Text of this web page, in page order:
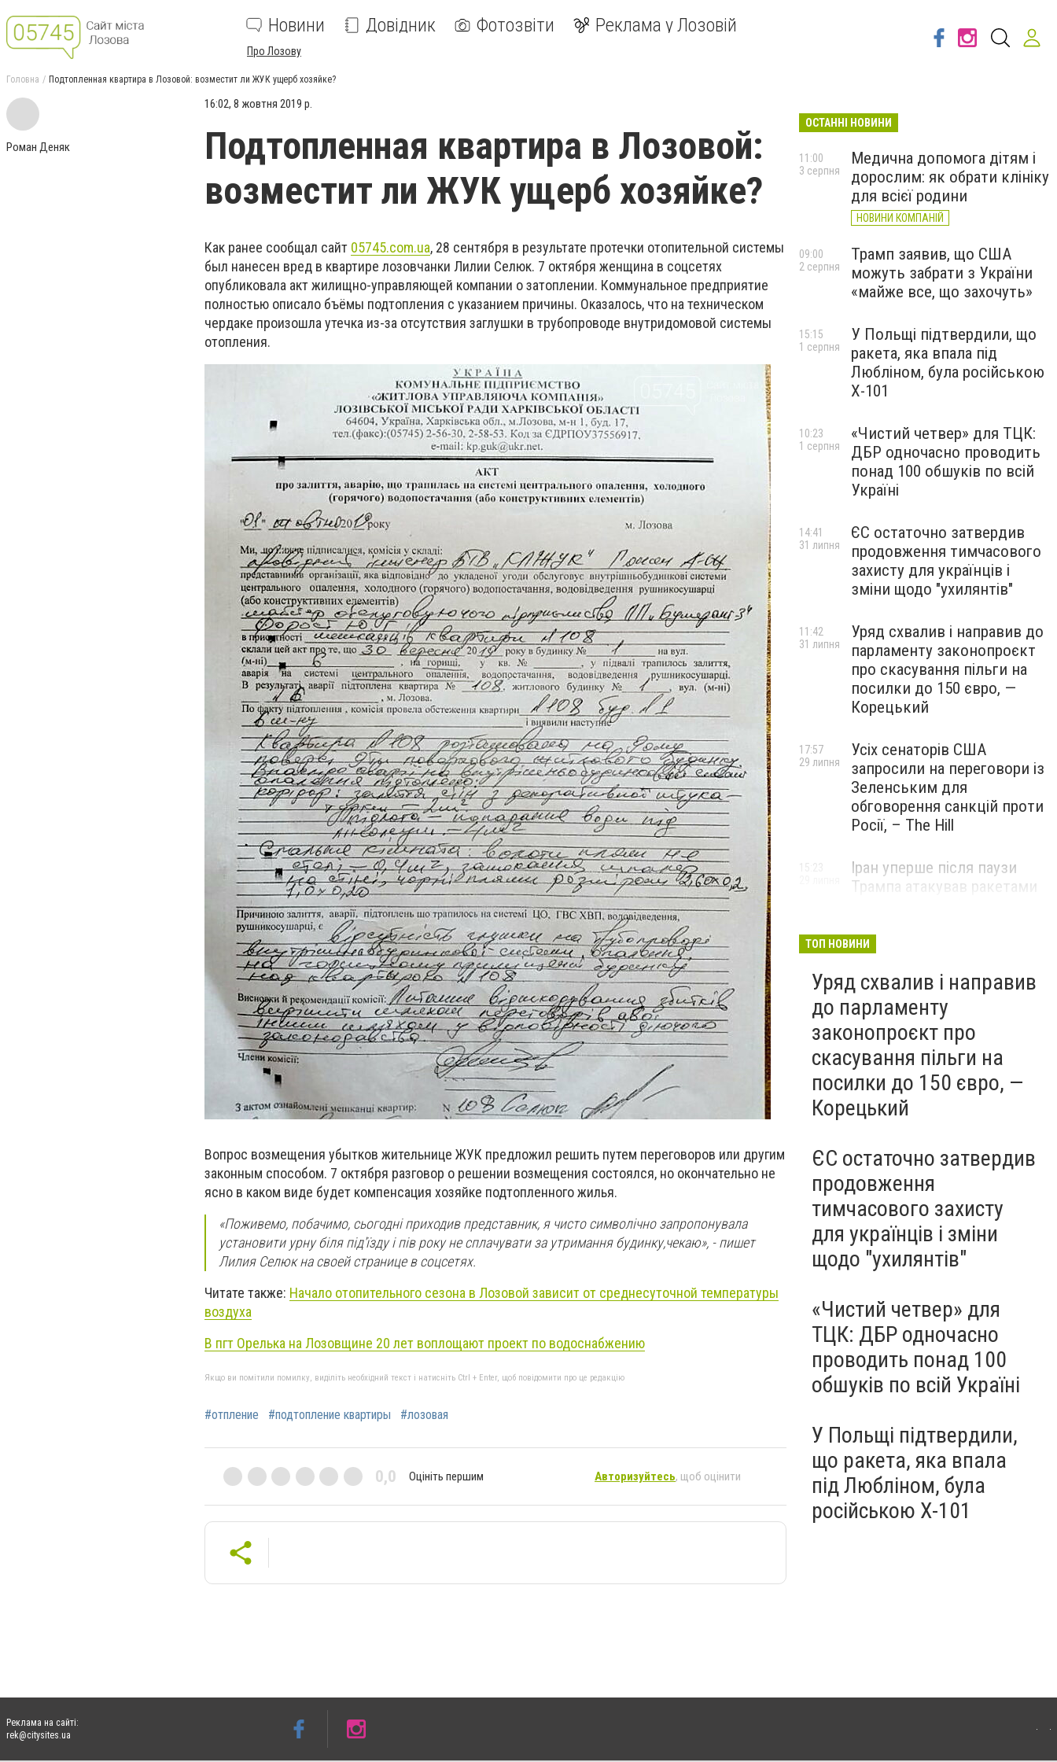
Новини Довідник Фотозвіти Реклама у Лозовій
Про Лозову
Головна Подтопленная квартира в Лозовой: возместит ли ЖУК ущерб хозяйке?
Роман Деняк
16:02, 8 жовтня 2019 р.
Подтопленная квартира в Лозовой:
возместит ли ЖУК ущерб хозяйке?
Как ранее сообщал сайт 05745.com.ua, 28 сентября в результате протечки отопительной системы
был нанесен вред в квартире лозовчанки Лилии Селюк. 7 октября женщина в соцсетях
опубликовала акт жилищно-управляющей компании о затоплении. Коммунальное предприятие
полностью описало бъёмы подтопления с указанием причины. Оказалось, что на техническом
чердаке произошла утечка из-за отсутствия заглушки в трубопроводе внутридомовой системы
отопления.
Вопрос возмещения убытков жительнице ЖУК предложил решить путем переговоров или другим
законным способом. 7 октября разговор о решении возмещения состоялся, но окончательно не
ясно в каком виде будет компенсация хозяйке подтопленного жилья.
«Поживемо, побачимо, сьогодні приходив представник, я чисто символічно запропонувала
установити урну біля під'їзду і пів року не сплачувати за утримання будинку,чекаю», -пишет
Лилия Селюк на своей странице в соцсетях.
Читате также: Начало отопительного сезона в Лозовой зависит от среднесуточной температуры
воздуха
В пгт Орелька на Лозовщине 20 лет воплощают проект по водоснабжению
Якщо ви помітили помилку, виділіть необхідний текст і натисніть Ctrl + Enter, щоб повідомити про це редакцію
#отпление #подтопление квартиры #лозовая
0,0 Оцініть першим Авторизуйтесь, щоб оцінити
ОСТАННІ НОВИНИ
Медична допомога дітям і
дорослим: як обрати клініку
для всієї родини
НОВИНИ КОМПАНІЙ
11:00
3 серпня
Трамп заявив, що США
можуть забрати з України
«майже все, що захочуть»
09:00
2 серпня
У Польщі підтвердили, що
ракета, яка впала під
Любліном, була російською
Х-101
15:15
1 серпня
«Чистий четвер» для ТЦК:
ДБР одночасно проводить
понад 100 обшуків по всій
Україні
10:23
1 серпня
ЄС остаточно затвердив
продовження тимчасового
захисту для українців і
зміни щодо "ухилянтів"
14:41
31 липня
Уряд схвалив і направив до
парламенту законопроєкт
про скасування пільги на
посилки до 150 євро, —
Корецький
11:42
31 липня
Усіх сенаторів США
запросили на переговори із
Зеленським для
обговорення санкцій проти
Росії, – The Hill
17:57
29 липня
Іран уперше після паузи
Трампа атакував ракетами
15:23
ТОП НОВИНИ
Уряд схвалив і направив
до парламенту
законопроєкт про
скасування пільги на
посилки до 150 євро, —
Корецький
ЄС остаточно затвердив
продовження
тимчасового захисту
для українців і зміни
щодо "ухилянтів"
«Чистий четвер» для
ТЦК: ДБР одночасно
проводить понад 100
обшуків по всій Україні
У Польщі підтвердили,
що ракета, яка впала
під Любліном, була
російською Х-101
Реклама на сайті:
rek@citysites.ua